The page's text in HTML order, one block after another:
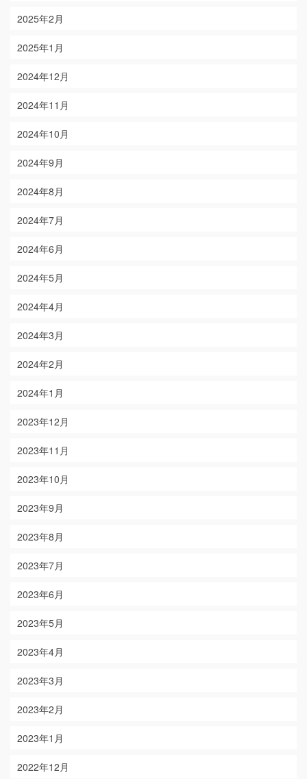
2025年2月
2025年1月
2024年12月
2024年11月
2024年10月
2024年9月
2024年8月
2024年7月
2024年6月
2024年5月
2024年4月
2024年3月
2024年2月
2024年1月
2023年12月
2023年11月
2023年10月
2023年9月
2023年8月
2023年7月
2023年6月
2023年5月
2023年4月
2023年3月
2023年2月
2023年1月
2022年12月